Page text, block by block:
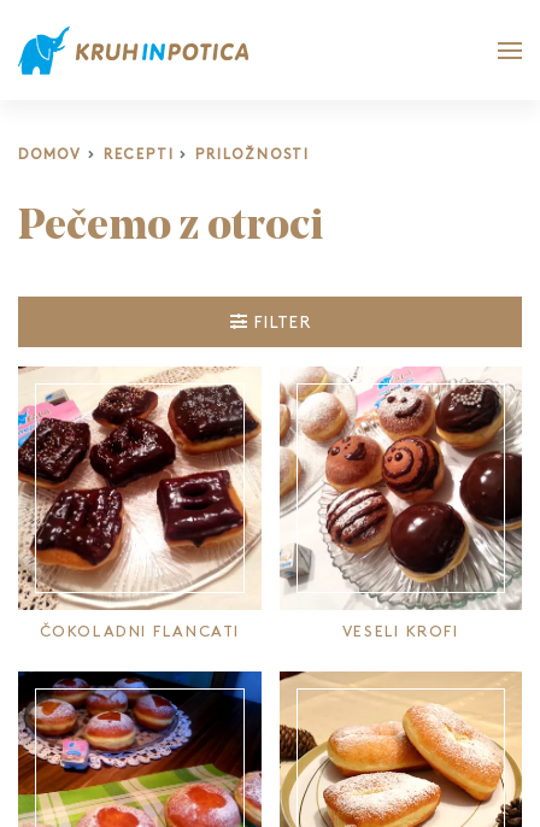
DOMOV RECEPTI PRILOŽNOSTI
Pečemo z otroci
FILTER
ČOKOLADNI FLANCATI VESELI KROFI